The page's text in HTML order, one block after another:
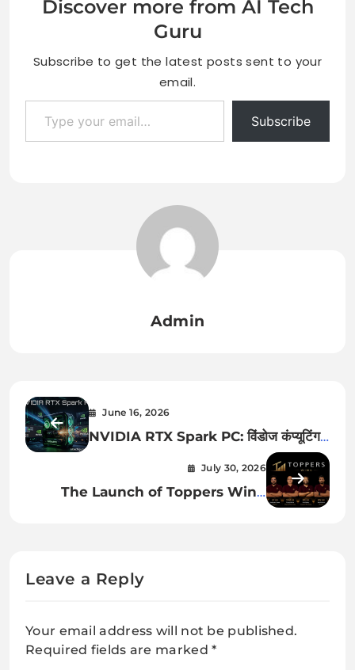
Discover more from AI Tech
Guru
Subscribe to get the latest posts sent to your
email.
Type your email…
Subscribe
Admin
June 16, 2026
NVIDIA RTX Spark PC: विंडोज कंप्यूटिंग
July 30, 2026
The Launch of Toppers Wing
Leave a Reply
Your email address will not be published.
Required fields are marked*